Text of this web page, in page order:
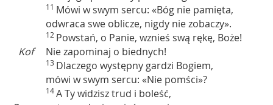
11 Mówi w swym sercu: «Bóg nie pamięta,
odwraca swe oblicze, nigdy nie zobaczy».
12 Powstań, o Panie, wznieś swą rękę, Boże!
Kof
Nie zapominaj o biednych!
13 Dlaczego występny gardzi Bogiem,
mówi w swym sercu: «Nie pomści»?
14 A Ty widzisz trud i boleść,